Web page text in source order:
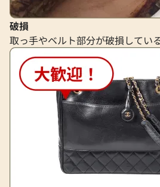
フェンディ サングラス GP
参考買取価格
破損
取っ手やベルト部分が破損してい